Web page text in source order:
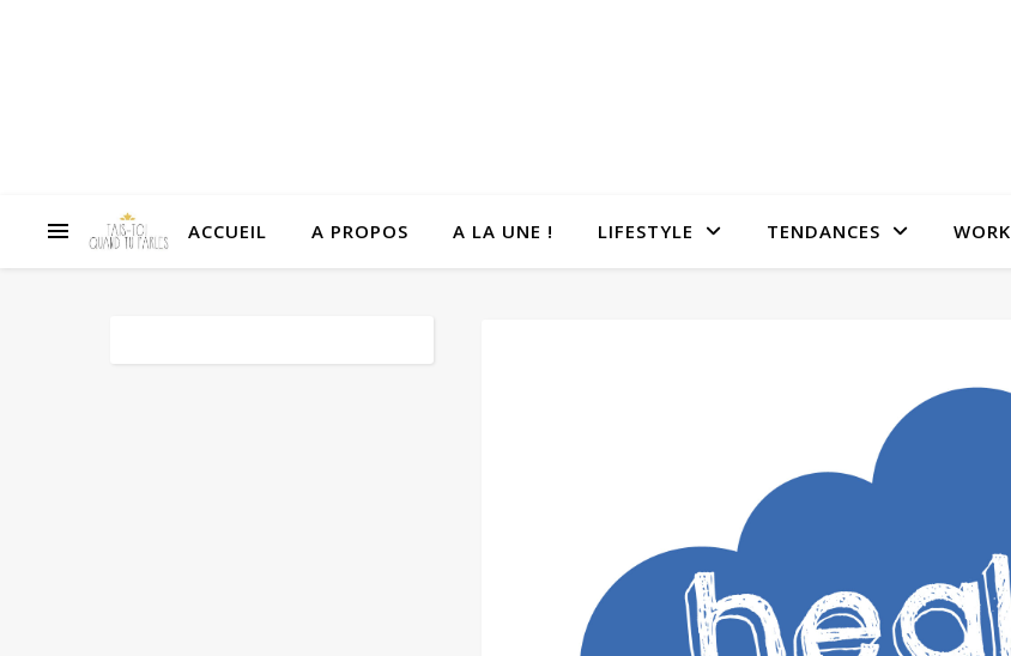
ACCUEIL A PROPOS A LA UNE ! LIFESTYLE TENDANCES WORK